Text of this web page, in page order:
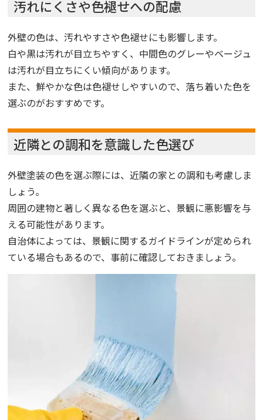
汚れにくさや色褪せへの配慮
外壁の色は、汚れやすさや色褪せにも影響します。
白や黒は汚れが目立ちやすく、中間色のグレーやベージュ
は汚れが目立ちにくい傾向があります。
また、鮮やかな色は色褪せしやすいので、落ち着いた色を
選ぶのがおすすめです。
近隣との調和を意識した色選び
外壁塗装の色を選ぶ際には、近隣の家との調和も考慮しま
しょう。
周囲の建物と著しく異なる色を選ぶと、景観に悪影響を与
える可能性があります。
自治体によっては、景観に関するガイドラインが定められ
ている場合もあるので、事前に確認しておきましょう。